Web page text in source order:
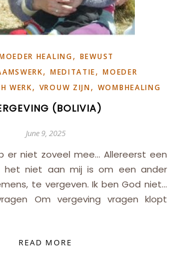
HEALING, BEWUST
, MEDITATIE,MOEDER
WERK, VROUW ZIJN, WOMBHEALING
(BOLIVIA)
June 9, 2025
het niet aan mij is om een ander
te vergeven. Ik ben God niet…
Om vergeving vragen klopt
READ MORE